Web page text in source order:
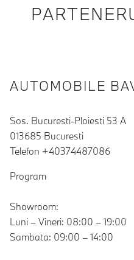
AUTOMOBILE
Sos. Bucuresti-Ploiesti 53 A
013685 Bucuresti
Telefon +40374487086
Program
Showroom:
Luni – Vineri: 08:00 – 19:00
Sambata: 09:00 – 14:00